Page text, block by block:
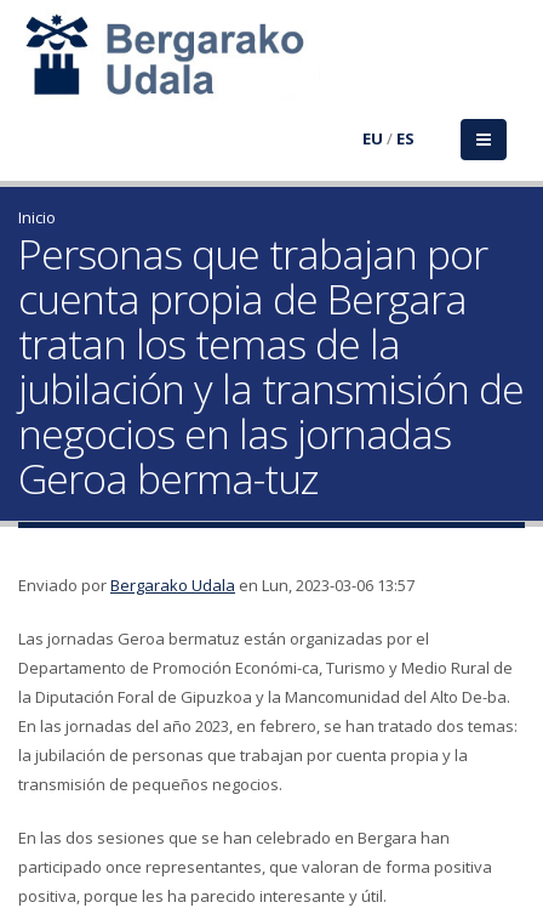
EU / ES
Inicio
Personas que trabajan por
cuenta propia de Bergara
tratan los temas de la
jubilación y la transmisión de
negocios en las jornadas
Geroa berma-tuz
Enviado porBergarako Udala en Lun, 2023-03-06 13:57
Las jornadas Geroa bermatuz están organizadas por el
Departamento de Promoción Económi-ca, Turismo y Medio Rural de
la Diputación Foral de Gipuzkoa y la Mancomunidad del Alto De-ba.
En las jornadas del año 2023, en febrero, se han tratado dos temas:
la jubilación de personas que trabajan por cuenta propia y la
transmisión de pequeños negocios.
En las dos sesiones que se han celebrado en Bergara han
participado once representantes, que valoran de forma positiva
positiva, porque les ha parecido interesante y útil.